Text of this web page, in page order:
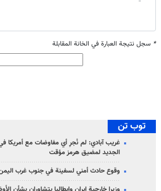
* سجل نتيجة العبارة في الخانة المقابلة
توب تن
غريب آبادي: لم نُجرِ أي مفاوضات مع أمريكا في
الجديد لمضيق هرمز مؤقت
وقوع حادث أمني لسفينة في جنوب غرب